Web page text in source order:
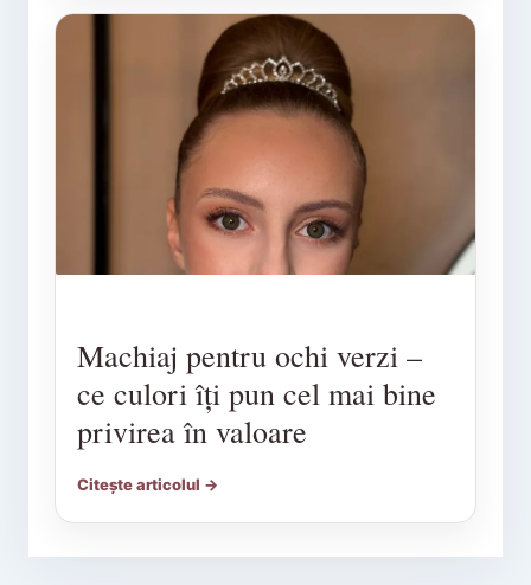
Machiaj pentru ochi verzi –
ce culori îți pun cel mai bine
privirea în valoare
Citește articolul →